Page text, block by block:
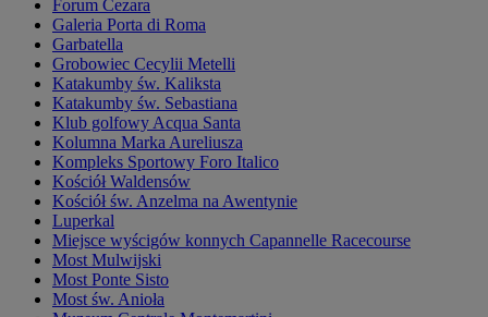
Forum Cezara
Galeria Porta di Roma
Garbatella
Grobowiec Cecylii Metelli
Katakumby św. Kaliksta
Katakumby św. Sebastiana
Klub golfowy Acqua Santa
Kolumna Marka Aureliusza
Kompleks Sportowy Foro Italico
Kościół Waldensów
Kościół św. Anzelma na Awentynie
Luperkal
Miejsce wyścigów konnych Capannelle Racecourse
Most Mulwijski
Most Ponte Sisto
Most św. Anioła